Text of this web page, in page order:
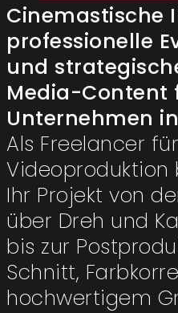
Cinemastische
professionelle
und
Media-Content
Unternehmen
Als Freelancer für
Videoproduktion
Ihr Projekt von
über Dreh und
bis zur
Schnitt,
hochwertigem